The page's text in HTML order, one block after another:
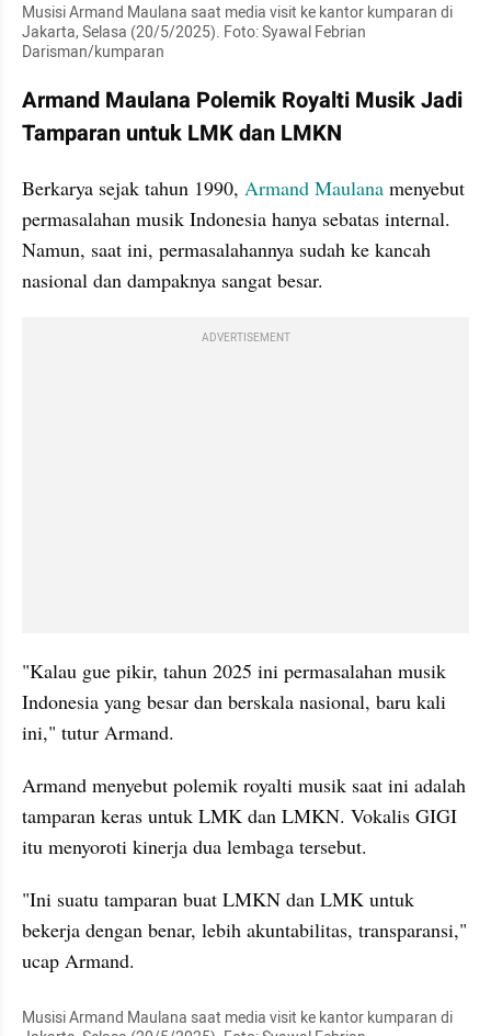
Musisi Armand Maulana saat media visit ke kantor kumparan di
Jakarta, Selasa (20/5/2025). Foto: Syawal Febrian
Darisman/kumparan
Armand Maulana Polemik Royalti Musik Jadi
Tamparan untuk LMK dan LMKN
Berkarya sejak tahun 1990, Armand Maulana menyebut
permasalahan musik Indonesia hanya sebatas internal.
Namun, saat ini, permasalahannya sudah ke kancah
nasional dan dampaknya sangat besar.
ADVERTISEMENT
"Kalau gue pikir, tahun 2025 ini permasalahan musik
Indonesia yang besar dan berskala nasional, baru kali
ini," tutur Armand.
Armand menyebut polemik royalti musik saat ini adalah
tamparan keras untuk LMK dan LMKN. Vokalis GIGI
itu menyoroti kinerja dua lembaga tersebut.
"Ini suatu tamparan buat LMKN dan LMK untuk
bekerja dengan benar, lebih akuntabilitas, transparansi,"
ucap Armand.
Musisi Armand Maulana saat media visit ke kantor kumparan di